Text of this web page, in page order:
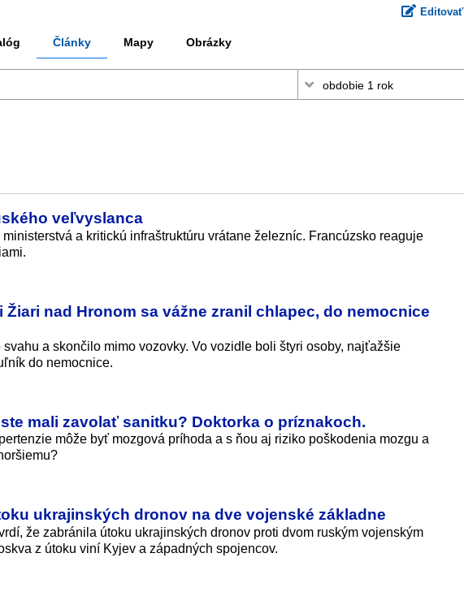
Editovať
Články Mapy Obrázky
veľvyslanca
a kritickú infraštruktúru vrátane železníc. Francúzsko reaguje
nad Hronom sa vážne zranil chlapec, do nemocnice
a skončilo mimo vozovky. Vo vozidle boli štyri osoby, najťažšie
do nemocnice.
mali zavolať sanitku? Doktorka o príznakoch.
môže byť mozgová príhoda a s ňou aj riziko poškodenia mozgu a
ukrajinských dronov na dve vojenské základne
že zabránila útoku ukrajinských dronov proti dvom ruským vojenským
z útoku viní Kyjev a západných spojencov.